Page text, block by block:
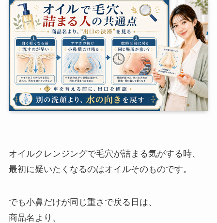
オイルクレンジングで毛穴が詰まる気がする時、
最初に疑いたくなるのはオイルそのものです。
でも小鼻だけが同じ重さで戻る日は、
商品名より、